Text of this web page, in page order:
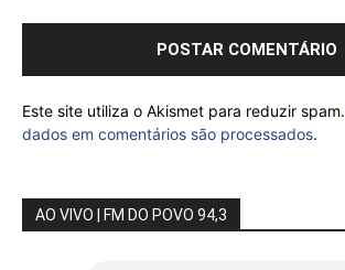
Este site utiliza o Akismet para reduzir spam.
dados em comentários são processados.
AO VIVO | FM DO POVO 94,3